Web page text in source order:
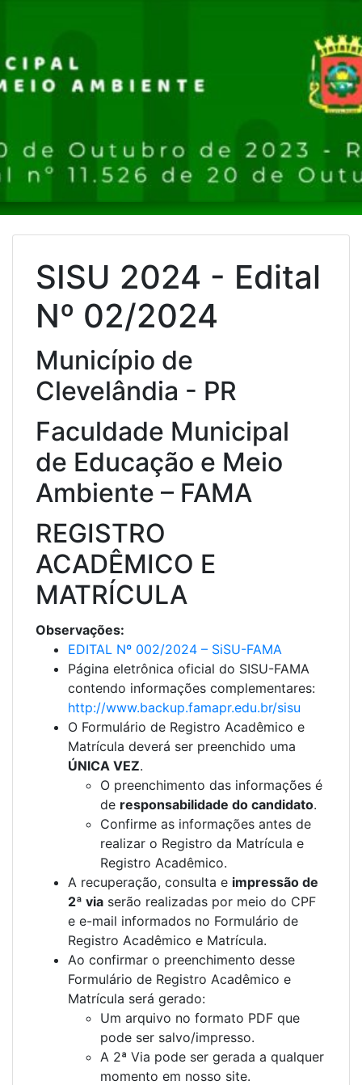
SISU 2024 - Edital
Nº 02/2024
Município de
Clevelândia - PR
Faculdade Municipal
de Educação e Meio
Ambiente – FAMA
REGISTRO
ACADÊMICO E
MATRÍCULA
Observações:
EDITAL Nº 002/2024 – SiSU-FAMA
Página eletrônica oficial do SISU-FAMA
contendo informações complementares:
http://www.backup.famapr.edu.br/sisu
O Formulário de Registro Acadêmico e
Matrícula deverá ser preenchido uma
ÚNICA VEZ.
O preenchimento das informações é
de responsabilidade do candidato.
Confirme as informações antes de
realizar o Registro da Matrícula e
Registro Acadêmico.
A recuperação, consulta e impressão de
2ª via serão realizadas por meio do CPF
e e-mail informados no Formulário de
Registro Acadêmico e Matrícula.
Ao confirmar o preenchimento desse
Formulário de Registro Acadêmico e
Matrícula será gerado:
Um arquivo no formato PDF que
pode ser salvo/impresso.
A 2ª Via pode ser gerada a qualquer
momento em nosso site.